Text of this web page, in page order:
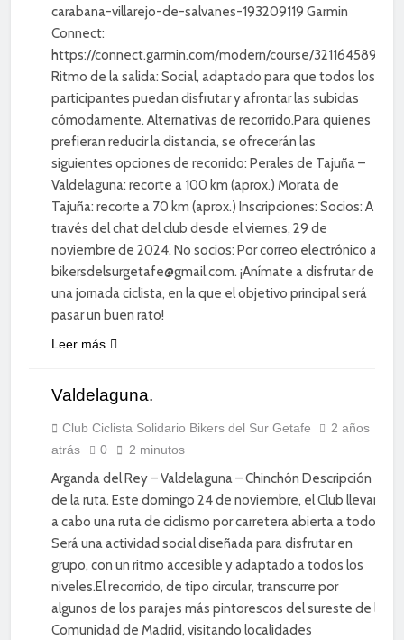
carabana-villarejo-de-salvanes-193209119 Garmin
Connect:
https://connect.garmin.com/modern/course/321164589
Ritmo de la salida: Social, adaptado para que todos los
participantes puedan disfrutar y afrontar las subidas
cómodamente. Alternativas de recorrido.Para quienes
prefieran reducir la distancia, se ofrecerán las
siguientes opciones de recorrido: Perales de Tajuña –
Valdelaguna: recorte a 100 km (aprox.) Morata de
Tajuña: recorte a 70 km (aprox.) Inscripciones: Socios: A
través del chat del club desde el viernes, 29 de
noviembre de 2024. No socios: Por correo electrónico a
bikersdelsurgetafe@gmail.com. ¡Anímate a disfrutar de
una jornada ciclista, en la que el objetivo principal será
pasar un buen rato!
Leer más
CICLISMO
DEPORTE
DIVERSIÓN
SOCIAL
Valdelaguna.
Club Ciclista Solidario Bikers del Sur Getafe
2 años
atrás
0 2 minutos
Arganda del Rey – Valdelaguna – Chinchón Descripción
de la ruta. Este domingo 24 de noviembre, el Club llevará
a cabo una ruta de ciclismo por carretera abierta a todos.
Será una actividad social diseñada para disfrutar en
grupo, con un ritmo accesible y adaptado a todos los
niveles.El recorrido, de tipo circular, transcurre por
algunos de los parajes más pintorescos del sureste de la
Comunidad de Madrid, visitando localidades